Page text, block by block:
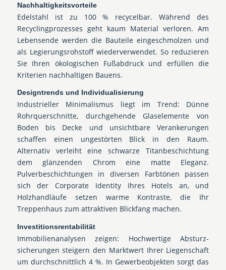
Nachhaltigkeitsvorteile
Edelstahl ist zu 100 % recycelbar. Während des
Recyclingprozesses geht kaum Material verloren. Am
Lebensende werden die Bauteile eingeschmolzen und
als Legierungsrohstoff wiederverwendet. So reduzieren
Sie Ihren ökologischen Fußabdruck und erfüllen die
Kriterien nachhaltigen Bauens.
Designtrends und Individualisierung
Industrieller Minimalismus liegt im Trend: Dünne
Rohrquerschnitte, durchgehende Glas­elemente von
Boden bis Decke und unsichtbare Verankerungen
schaffen einen ungestörten Blick in den Raum.
Alternativ verleiht eine schwarze Titanbeschichtung
dem glänzenden Chrom eine matte Eleganz.
Pulverbeschichtungen in diversen Farbtönen passen
sich der Corporate Identity Ihres Hotels an, und
Holzhandläufe setzen warme Kontraste, die Ihr
Treppenhaus zum attraktiven Blickfang machen.
Investitionsrentabilität
Immobilien­analysen zeigen: Hochwertige Absturz­
sicherungen steigern den Marktwert Ihrer Liegenschaft
um durchschnittlich 4 %. In Gewerbeobjekten sorgt das